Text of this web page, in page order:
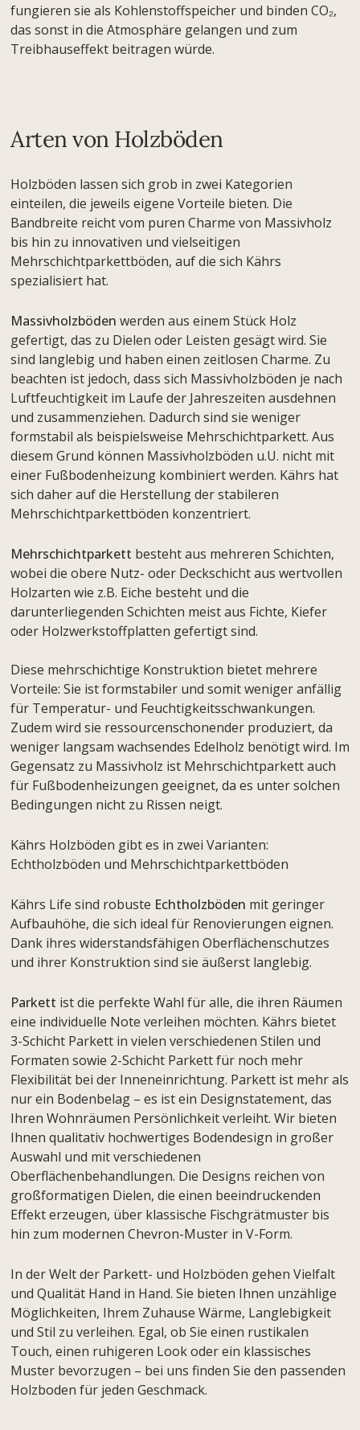
fungieren sie als Kohlenstoffspeicher und binden CO₂,
das sonst in die Atmosphäre gelangen und zum
Treibhauseffekt beitragen würde.
Arten von Holzböden
Holzböden lassen sich grob in zwei Kategorien
einteilen, die jeweils eigene Vorteile bieten. Die
Bandbreite reicht vom puren Charme von Massivholz
bis hin zu innovativen und vielseitigen
Mehrschichtparkettböden, auf die sich Kährs
spezialisiert hat.
Massivholzböden werden aus einem Stück Holz
gefertigt, das zu Dielen oder Leisten gesägt wird. Sie
sind langlebig und haben einen zeitlosen Charme. Zu
beachten ist jedoch, dass sich Massivholzböden je nach
Luftfeuchtigkeit im Laufe der Jahreszeiten ausdehnen
und zusammenziehen. Dadurch sind sie weniger
formstabil als beispielsweise Mehrschichtparkett. Aus
diesem Grund können Massivholzböden u.U. nicht mit
einer Fußbodenheizung kombiniert werden. Kährs hat
sich daher auf die Herstellung der stabileren
Mehrschichtparkettböden konzentriert.
Mehrschichtparkett besteht aus mehreren Schichten,
wobei die obere Nutz- oder Deckschicht aus wertvollen
Holzarten wie z.B. Eiche besteht und die
darunterliegenden Schichten meist aus Fichte, Kiefer
oder Holzwerkstoffplatten gefertigt sind.
Diese mehrschichtige Konstruktion bietet mehrere
Vorteile: Sie ist formstabiler und somit weniger anfällig
für Temperatur- und Feuchtigkeitsschwankungen.
Zudem wird sie ressourcenschonender produziert, da
weniger langsam wachsendes Edelholz benötigt wird. Im
Gegensatz zu Massivholz ist Mehrschichtparkett auch
für Fußbodenheizungen geeignet, da es unter solchen
Bedingungen nicht zu Rissen neigt.
Kährs Holzböden gibt es in zwei Varianten:
Echtholzböden und Mehrschichtparkettböden
Kährs Life sind robuste Echtholzböden mit geringer
Aufbauhöhe, die sich ideal für Renovierungen eignen.
Dank ihres widerstandsfähigen Oberflächenschutzes
und ihrer Konstruktion sind sie äußerst langlebig.
Parkett ist die perfekte Wahl für alle, die ihren Räumen
eine individuelle Note verleihen möchten. Kährs bietet
3-Schicht Parkett in vielen verschiedenen Stilen und
Formaten sowie 2-Schicht Parkett für noch mehr
Flexibilität bei der Inneneinrichtung. Parkett ist mehr als
nur ein Bodenbelag – es ist ein Designstatement, das
Ihren Wohnräumen Persönlichkeit verleiht. Wir bieten
Ihnen qualitativ hochwertiges Bodendesign in großer
Auswahl und mit verschiedenen
Oberflächenbehandlungen. Die Designs reichen von
großformatigen Dielen, die einen beeindruckenden
Effekt erzeugen, über klassische Fischgrätmuster bis
hin zum modernen Chevron-Muster in V-Form.
In der Welt der Parkett- und Holzböden gehen Vielfalt
und Qualität Hand in Hand. Sie bieten Ihnen unzählige
Möglichkeiten, Ihrem Zuhause Wärme, Langlebigkeit
und Stil zu verleihen. Egal, ob Sie einen rustikalen
Touch, einen ruhigeren Look oder ein klassisches
Muster bevorzugen – bei uns finden Sie den passenden
Holzboden für jeden Geschmack.